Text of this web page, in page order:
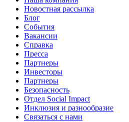
Новостная рассылка
Блог
События
Вакансии
Справка
Пресса
Партнеры
Инвесторы
Партнеры
Безопасность
Отдел Social Impact
Инклюзия и разнообразие
Связаться с нами